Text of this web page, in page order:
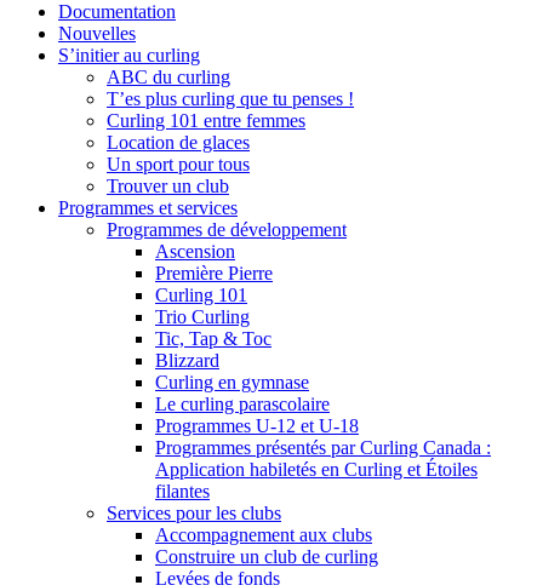
Documentation
Nouvelles
S’initier au curling
ABC du curling
T’es plus curling que tu penses !
Curling 101 entre femmes
Location de glaces
Un sport pour tous
Trouver un club
Programmes et services
Programmes de développement
Ascension
Première Pierre
Curling 101
Trio Curling
Tic, Tap & Toc
Blizzard
Curling en gymnase
Le curling parascolaire
Programmes U-12 et U-18
Programmes présentés par Curling Canada :
Application habiletés en Curling et Étoiles
filantes
Services pour les clubs
Accompagnement aux clubs
Construire un club de curling
Levées de fonds